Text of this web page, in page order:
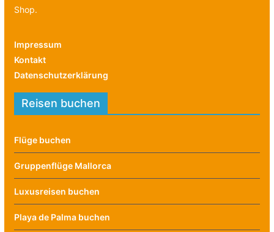
Shop.
Impressum
Kontakt
Datenschutzerklärung
Reisen buchen
Flüge buchen
Gruppenflüge Mallorca
Luxusreisen buchen
Playa de Palma buchen